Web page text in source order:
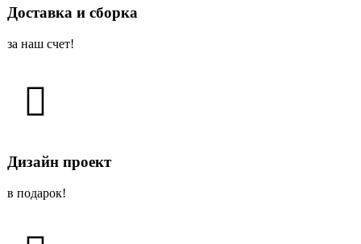
Доставка и сборка
за наш счет!
Дизайн проект
в подарок!